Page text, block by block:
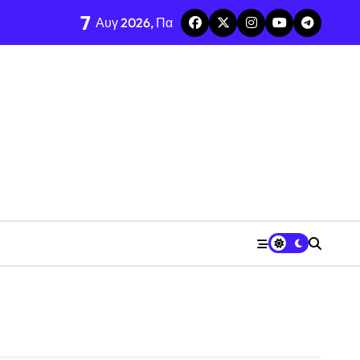
Μουσείο από 8/8
7 Αυγ 2026, Πα